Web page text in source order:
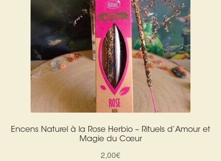
Encens Naturel à la Rose Herbio – Rituels d’Amour et
Magie du Cœur
2,00€